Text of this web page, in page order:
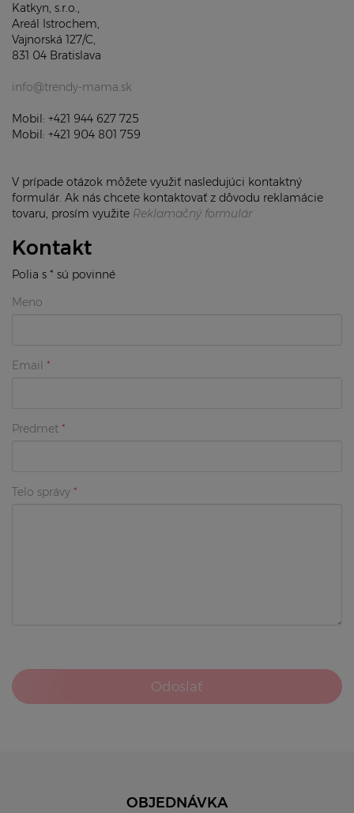
Katkyn, s.r.o.,
Areál Istrochem,
Vajnorská 127/C,
831 04 Bratislava
info@trendy-mama.sk
Mobil: +421 944 627 725
Mobil: +421 904 801 759
V prípade otázok môžete využiť nasledujúci kontaktný
formulár. Ak nás chcete kontaktovať z dôvodu reklamácie
tovaru, prosím využite Reklamačný formulár
Kontakt
Polia s * sú povinné
Meno
Email
Predmet
Telo správy
Odoslať
OBJEDNÁVKA